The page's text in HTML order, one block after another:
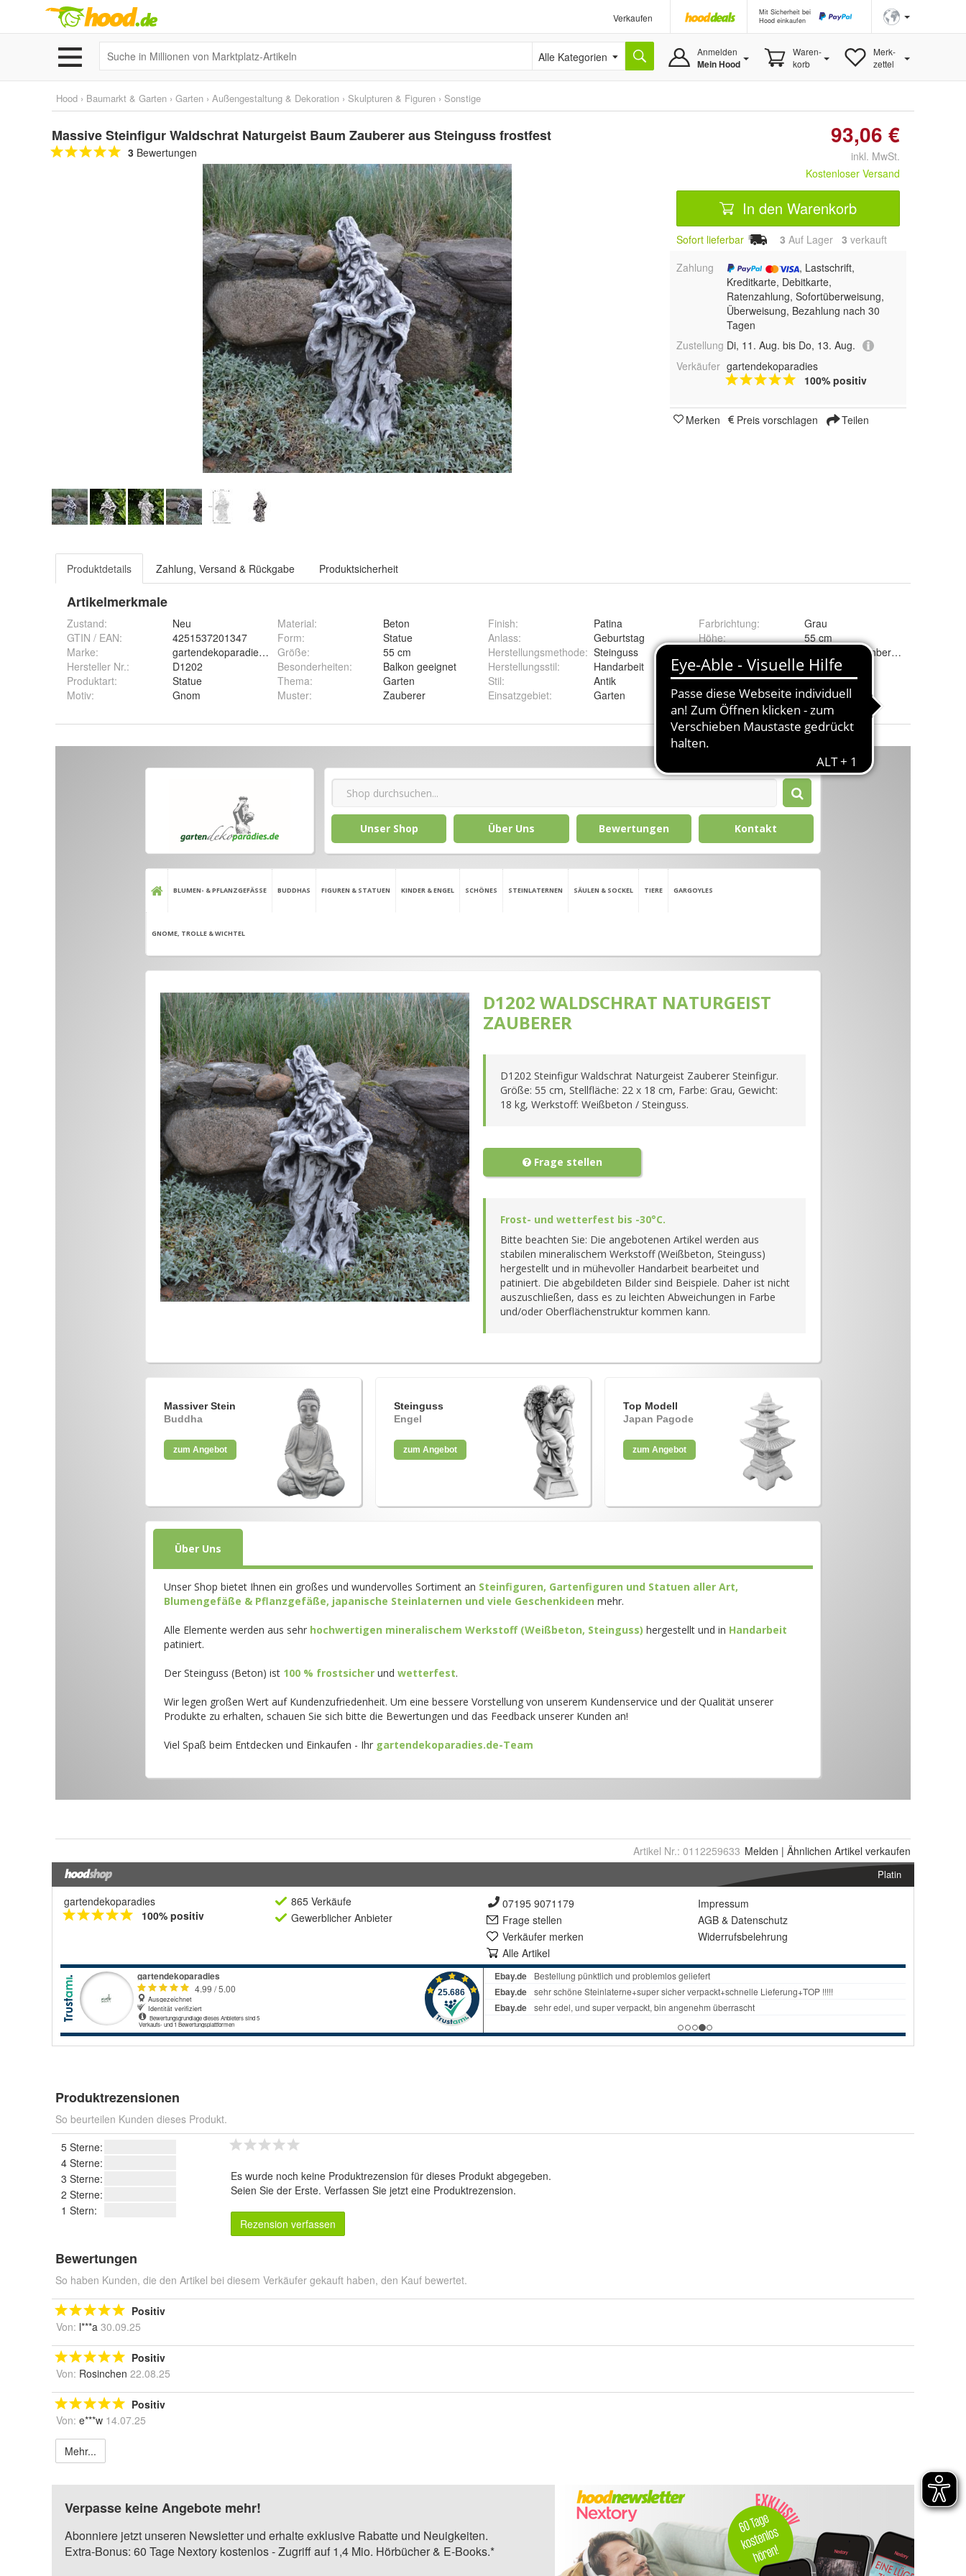
Verkaufen
Mit Sicherheit bei
Hood einkaufen
Alle Kategorien Anmelden
Mein Hood
Waren-
korb
Merk-
zettel
Hood › Baumarkt & Garten › Garten › Außengestaltung & Dekoration › Skulpturen & Figuren › Sonstige
Massive Steinfigur Waldschrat Naturgeist Baum Zauberer aus Steinguss frostfest
3 Bewertungen
93,06 €
inkl. MwSt.
Kostenloser Versand
In den Warenkorb
Sofort lieferbar 3 Auf Lager 3 verkauft
Zahlung
, Lastschrift,
Kreditkarte, Debitkarte,
Ratenzahlung, Sofortüberweisung,
Überweisung, Bezahlung nach 30
Tagen
Zustellung Di, 11. Aug. bis Do, 13. Aug.
Verkäufer gartendekoparadies
100% positiv
Merken Preis vorschlagen Teilen
Produktdetails Zahlung, Versand & Rückgabe Produktsicherheit
Artikelmerkmale
Zustand:
Neu
GTIN / EAN:
4251537201347
Marke:
gartendekoparadies.de
Hersteller Nr.:
D1202
Produktart:
Statue
Motiv: Gnom
Material:
Beton
Form:
Statue
Größe:
55 cm
Besonderheiten:
Balkon geeignet
Thema:
Garten
Muster: Zauberer
Finish:
Patina
Anlass:
Geburtstag
Herstellungsmethode: Steinguss
Herstellungsstil:
Handarbeit
Stil:
Antik
Einsatzgebiet: Garten
Farbrichtung:
Grau
Höhe:
55 cm
Innen- & Außenbereich
Gewicht : 18 kg
Artikel Nr.: 0112259633 Melden | Ähnlichen Artikel verkaufen
Platin
gartendekoparadies
100% positiv
865 Verkäufe
Gewerblicher Anbieter
07195 9071179
Frage stellen
Verkäufer merken
Alle Artikel
Impressum
AGB & Datenschutz
Widerrufsbelehrung
Produktrezensionen
So beurteilen Kunden dieses Produkt.
5 Sterne:
4 Sterne:
3 Sterne:
2 Sterne:
1 Stern:
Es wurde noch keine Produktrezension für dieses Produkt abgegeben.
Seien Sie der Erste. Verfassen Sie jetzt eine Produktrezension.
Rezension verfassen
Bewertungen
So haben Kunden, die den Artikel bei diesem Verkäufer gekauft haben, den Kauf bewertet.
Positiv
Von: l***a 30.09.25
Positiv
Von: Rosinchen 22.08.25
Positiv
Von: e***w 14.07.25
Mehr...
Verpasse keine Angebote mehr!
Abonniere jetzt unseren Newsletter und erhalte exklusive Rabatte und Neuigkeiten.
Extra-Bonus: 60 Tage Nextory kostenlos - Zugriff auf 1,4 Mio. Hörbücher & E-Books.*